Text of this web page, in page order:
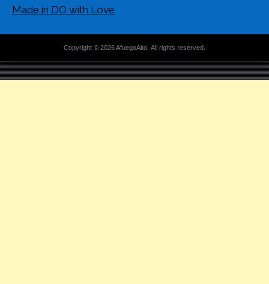
Made in DO with Love
Copyright © 2026 AfuegoAlto. All rights reserved.